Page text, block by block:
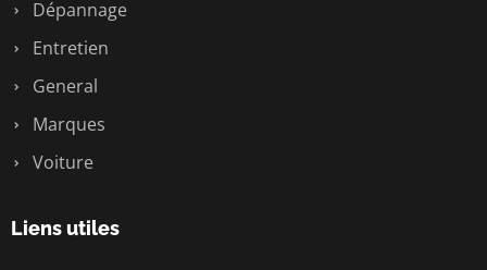
Dépannage
Entretien
General
Marques
Voiture
Liens utiles